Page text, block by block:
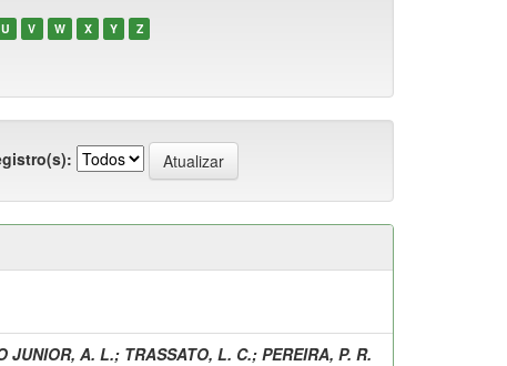
U V W X Y Z
JUNIOR, A. L.; TRASSATO, L. C.; PEREIRA, P. R.